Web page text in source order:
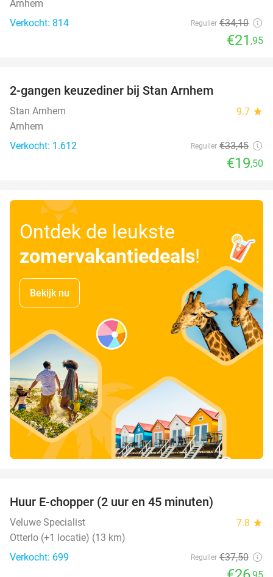
Arnhem
Verkocht: 814
Regulier €34,10
€21 ,95
2-gangen keuzediner bij Stan Arnhem
Stan Arnhem 9.7 star
Arnhem
Verkocht: 1.612
Regulier €33,45
€19,50
Ontdek de leukste
zomervakantiedeals!
Bekijk nu
Huur E-chopper (2 uur en 45 minuten)
Veluwe Specialist 7.8 star
Otterlo (+1 locatie) (13 km)
Verkocht: 699
Regulier €37,50